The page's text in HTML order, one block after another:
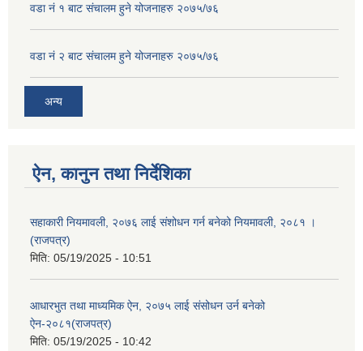
वडा नं १ बाट संचालम हुने योजनाहरु २०७५/७६
वडा नं २ बाट संचालम हुने योजनाहरु २०७५/७६
अन्य
ऐन, कानुन तथा निर्देशिका
सहाकारी नियमावली, २०७६ लाई संशोधन गर्न बनेको नियमावली, २०८१ ।
(राजपत्र)
मिति: 05/19/2025 - 10:51
आधारभुत तथा माध्यमिक ऐन, २०७५ लाई संसोधन उर्न बनेको
ऐन-२०८१(राजपत्र)
मिति: 05/19/2025 - 10:42